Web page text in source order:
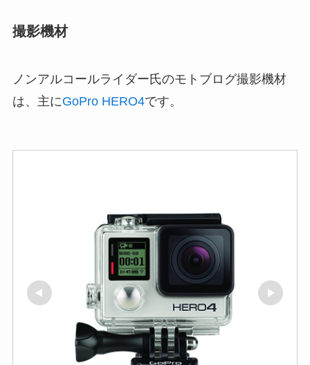
撮影機材
ノンアルコールライダー氏のモトブログ撮影機材
は、主にGoPro HERO4です。